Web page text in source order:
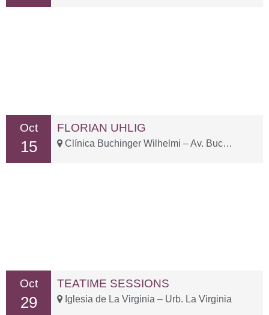
Oct
15
FLORIAN UHLIG
Clínica Buchinger Wilhelmi – Av. Buchinger, 15
Oct
29
TEATIME SESSIONS
Iglesia de La Virginia – Urb. La Virginia